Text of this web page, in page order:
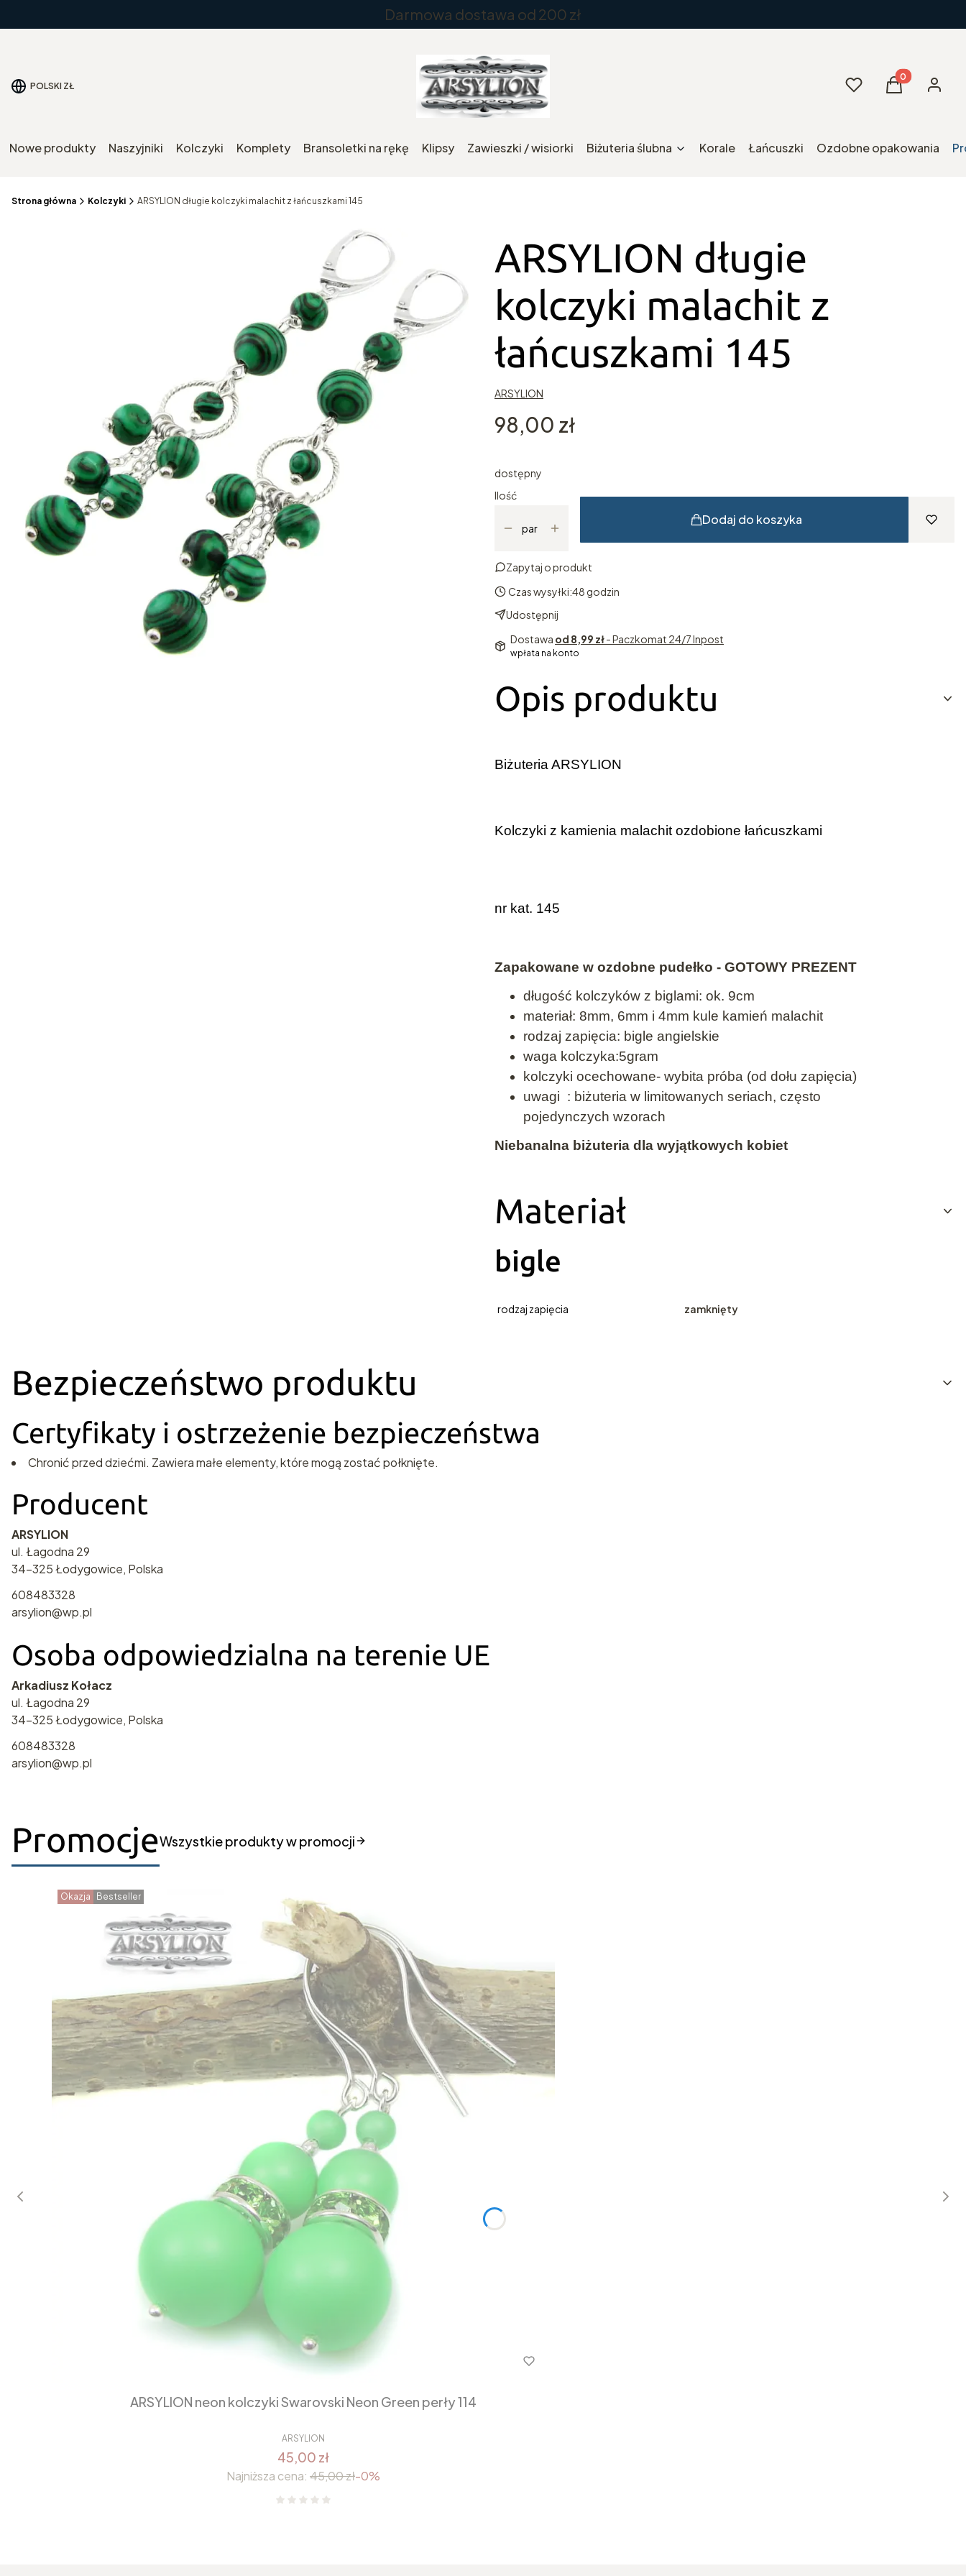
Darmowa dostawa od 200 zł
POLSKI ZŁ UlubioneProdukty w
Koszyk
Nowe produkty Naszyjniki Kolczyki Komplety Bransoletki na rękę Klipsy Zawieszki / wisiorki Biżuteria ślubna Korale Łańcuszki Ozdobne opakowania
Strona główna Kolczyki ARSYLION długie kolczyki malachit z łańcuszkami 145
ARSYLION długie
kolczyki malachit z
łańcuszkami 145
ARSYLION
Cena
98,00 zł
dostępny
Ilość
par
Dodaj do koszyka
Zapytaj o produkt
Czas wysyłki:48 godzin
Udostępnij
Dostawa od 8,99 zł- Paczkomat 24/7 Inpost
wpłata na konto
Opis produktu
Biżuteria ARSYLION
Kolczyki z kamienia malachit ozdobione łańcuszkami
nr kat. 145
Zapakowane w ozdobne pudełko - GOTOWY PREZENT
długość kolczyków z biglami: ok. 9cm
materiał: 8mm, 6mm i 4mm kule kamień malachit
rodzaj zapięcia: bigle angielskie
waga kolczyka:5gram
kolczyki ocechowane- wybita próba (od dołu zapięcia)
uwagi : biżuteria w limitowanych seriach, często
pojedynczych wzorach
Niebanalna biżuteria dla wyjątkowych kobiet
Materiał
bigle
rodzaj zapięcia zamknięty
Bezpieczeństwo produktu
Certyfikaty i ostrzeżenie bezpieczeństwa
Chronić przed dziećmi. Zawiera małe elementy, które mogą zostać połknięte.
Producent
ARSYLION
ul. Łagodna 29
34-325 Łodygowice, Polska
608483328
arsylion@wp.pl
Osoba odpowiedzialna na terenie UE
Arkadiusz Kołacz
ul. Łagodna 29
34-325 Łodygowice, Polska
608483328
arsylion@wp.pl
PromocjeWszystkie produkty w promocji
Okazja Bestseller
ARSYLION neon kolczyki Swarovski Neon Green perły 114
ARSYLION
45,00 zł
Najniższa cena: 45,00 zł-0%